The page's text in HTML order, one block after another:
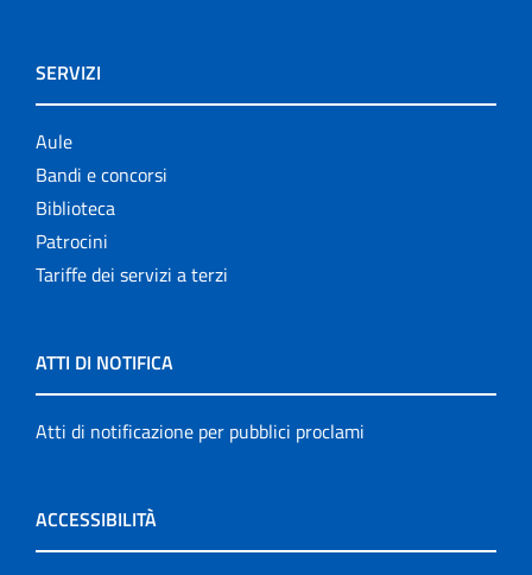
SERVIZI
Aule
Bandi e concorsi
Biblioteca
Patrocini
Tariffe dei servizi a terzi
ATTI DI NOTIFICA
Atti di notificazione per pubblici proclami
ACCESSIBILITÀ